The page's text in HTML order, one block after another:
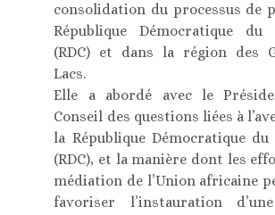
consolidation du processus de
République Démocratique du
(RDC) et dans la région des
Lacs.
Elle a abordé avec le
Conseil des questions liées à
la République Démocratique du
(RDC), et la manière dont les
médiation de l’Union africaine
favoriser l’instauration